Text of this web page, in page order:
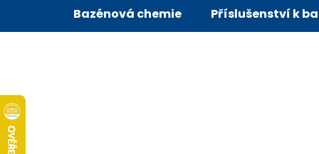
Bazénová chemie Příslušenství k